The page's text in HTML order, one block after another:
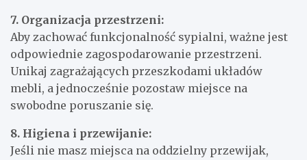
7. Organizacja przestrzeni:
Aby zachować funkcjonalność sypialni, ważne jest
odpowiednie zagospodarowanie przestrzeni.
Unikaj zagrażających przeszkodami układów
mebli, a jednocześnie pozostaw miejsce na
swobodne poruszanie się.
8. Higiena i przewijanie:
Jeśli nie masz miejsca na oddzielny przewijak,